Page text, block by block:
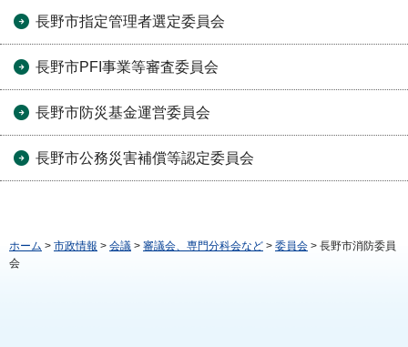
長野市指定管理者選定委員会
長野市PFI事業等審査委員会
長野市防災基金運営委員会
長野市公務災害補償等認定委員会
ホーム > 市政情報 > 会議 > 審議会、専門分科会など > 委員会 > 長野市消防委員
会